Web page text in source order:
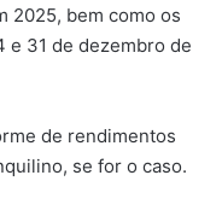
2025, bem como os
e 31 de dezembro de
de rendimentos
se for o caso.